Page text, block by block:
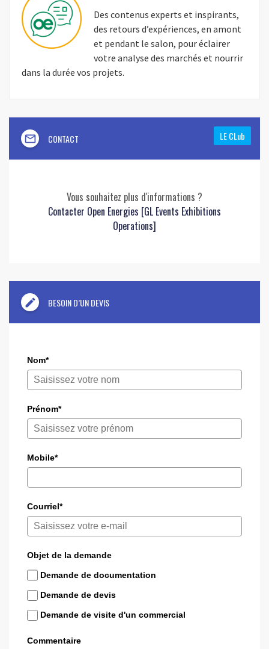
Des contenus experts et inspirants,
des retours d’expériences, en amont
et pendant le salon, pour éclairer
votre analyse des marchés et nourrir
dans la durée vos projets.
mail_outline CONTACT LE CLub
Vous souhaitez plus d'informations ?
Contacter Open Energies [GL Events Exhibitions
Operations]
edit BESOIN D’UN DEVIS
Nom*
Prénom*
Mobile*
Courriel*
Objet de la demande
Demande de documentation
Demande de devis
Demande de visite d'un commercial
Commentaire